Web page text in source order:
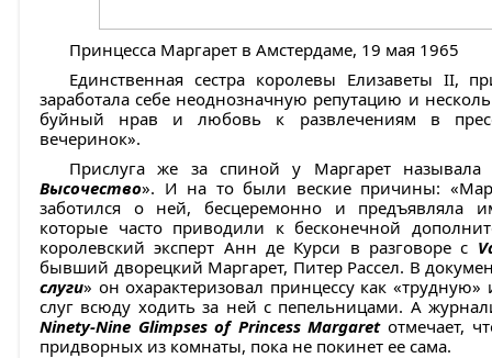
Принцесса Маргарет в Амстердаме, 19 мая 1965
Единственная сестра королевы Елизаветы II,
заработала себе неоднозначную репутацию и
буйный нрав и любовь к развлечениям в
вечеринок».
Прислуга же за спиной у Маргарет
Высочество». И на то были веские причины:
заботился о ней, бесцеремонно и предъявляла
которые часто приводили к бесконечной
королевский эксперт Анн де Курси в разговоре с
бывший дворецкий Маргарет, Питер Рассел. В
слуги» он охарактеризовал принцессу как «трудную»
слуг всюду ходить за ней с пепельницами. А
Ninety-Nine Glimpses of Princess Margaretотмечает,
придворных из комнаты, пока не покинет ее сама.